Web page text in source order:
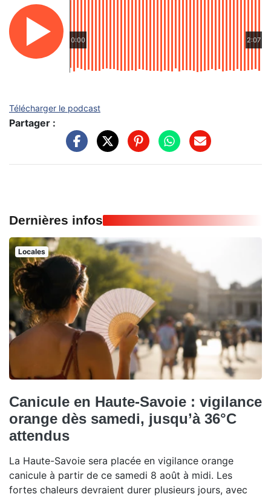
0:00 2:07
Télécharger le podcast
Partager :
Dernières infos
Locales
Canicule en Haute-Savoie : vigilance
orange dès samedi, jusqu’à 36°C
attendus
La Haute-Savoie sera placée en vigilance orange
canicule à partir de ce samedi 8 août à midi. Les
fortes chaleurs devraient durer plusieurs jours, avec